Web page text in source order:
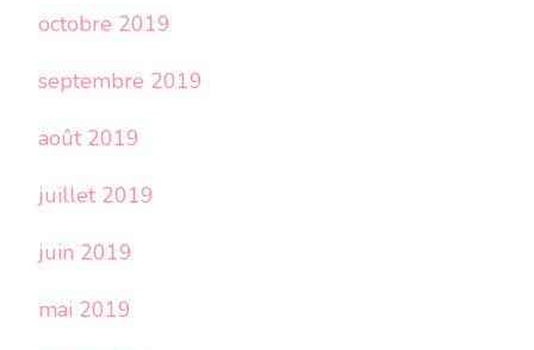
octobre 2019
septembre 2019
août 2019
juillet 2019
juin 2019
mai 2019